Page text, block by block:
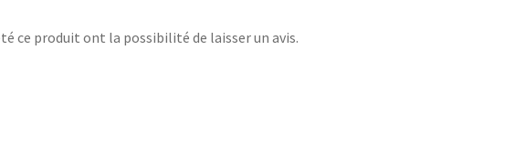
ce produit ont la possibilité de laisser un avis.